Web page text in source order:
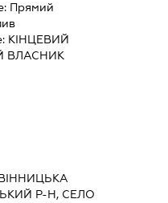
Прямий
КІНЦЕВИЙ
ВЛАСНИК
ВІННИЦЬКА
Р-Н, СЕЛО